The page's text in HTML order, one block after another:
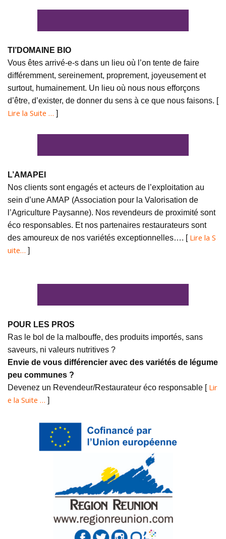
TI’DOMAINE BIO
Vous êtes arrivé-e-s dans un lieu où l’on tente de faire
différemment, sereinement, proprement, joyeusement et
surtout, humainement. Un lieu où nous nous efforçons
d’être, d’exister, de donner du sens à ce que nous faisons. [
Lire la Suite … ]
L’AMAPEI
Nos clients sont engagés et acteurs de l’exploitation au
sein d’une AMAP (Association pour la Valorisation de
l’Agriculture Paysanne). Nos revendeurs de proximité sont
éco responsables. Et nos partenaires restaurateurs sont
des amoureux de nos variétés exceptionnelles…. [ Lire la S
uite… ]
POUR LES PROS
Ras le bol de la malbouffe, des produits importés, sans
saveurs, ni valeurs nutritives ?
Envie de vous différencier avec des variétés de légume
peu communes ?
Devenez un Revendeur/Restaurateur éco responsable [ Lir
e la Suite … ]